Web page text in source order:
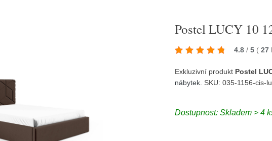
Postel LUCY 10
4.8 / 5 ( 27
Exkluzivní produkt Postel
nábytek . SKU: 035-1156-
Dostupnost:Skladem > 4